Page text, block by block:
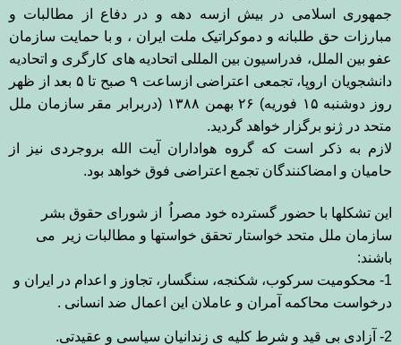
جمهوری اسلامی در بیش ازسه دهه و در دفاع از مطالبات و
مبارزات حق طلبانه و دموکراتیک ملت ایران ، و با حمایت سازمان
عفو بین الملل، فدراسیون بین المللی اتحادیه های کارگری و اتحادیه
دانشجویان اروپا، تجمعی اعتراضی ازساعت ۹ صبح تا ۵ بعد از ظهر
روز دوشنبه ۱۵ فوریه( ۲۶ بهمن ۱۳۸۸ )دربرابر مقر
سازمان ملل
متحد در ژنو برگزار خواهد گردید.
لازم به ذکر است که گروه هواداران آیت الله بروجردی نیز از
حامیان و امضاکنندگان تجمع اعتراضی فوق خواهد بود.
این تشکلها با حضور گسترده خود مصراُ از شورای حقوق بشر
سازمان ملل متحد خواستار تحقق خواستها و مطالبات زیر می
باشند:
1-
محکومیت سرکوب، شکنجه، سنگسار، تجاوز و اعدام در
ایران و
درخواست محاکمه آمران و عاملان این اعمال ضد انسانی .
2- آزادی بی قید و شرط کلیه ی زندانیان سیاسی و عقیدتی.